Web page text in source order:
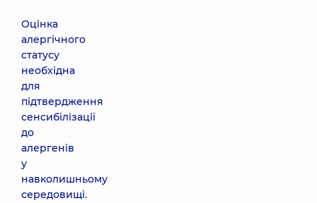
Оцінка
алергічного
статусу
необхідна
для
підтвердження
сенсибілізації
до
алергенів
у
навколишньому
середовищі.